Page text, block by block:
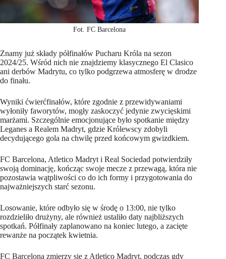
Fot. FC Barcelona
Znamy już składy półfinałów Pucharu Króla na sezon
2024/25. Wśród nich nie znajdziemy klasycznego El Clasico
ani derbów Madrytu, co tylko podgrzewa atmosferę w drodze
do finału.
Wyniki ćwierćfinałów, które zgodnie z przewidywaniami
wyłoniły faworytów, mogły zaskoczyć jedynie zwycięskimi
marżami. Szczególnie emocjonujące było spotkanie między
Leganes a Realem Madryt, gdzie Królewscy zdobyli
decydującego gola na chwilę przed końcowym gwizdkiem.
FC Barcelona, Atletico Madryt i Real Sociedad potwierdziły
swoją dominację, kończąc swoje mecze z przewagą, która nie
pozostawia wątpliwości co do ich formy i przygotowania do
najważniejszych starć sezonu.
Losowanie, które odbyło się w środę o 13:00, nie tylko
rozdzieliło drużyny, ale również ustaliło daty najbliższych
spotkań. Półfinały zaplanowano na koniec lutego, a zacięte
rewanże na początek kwietnia.
FC Barcelona zmierzy się z Atletico Madryt, podczas gdy